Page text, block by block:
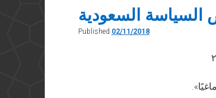
السياسة السعودية
Published 02/11/2018